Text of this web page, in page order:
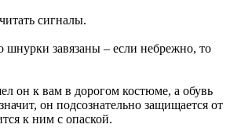
сигналы.
шнурки завязаны – если небрежно, то
он к вам в дорогом костюме, а обувь
он подсознательно защищается от
к ним с опаской.